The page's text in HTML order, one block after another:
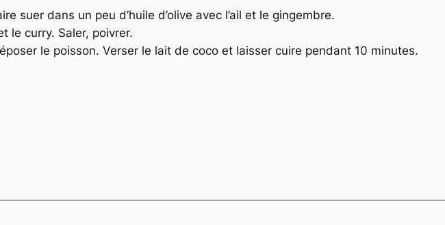
suer dans un peu d’huile d’olive avec l’ail et le gingembre.
le curry. Saler, poivrer.
le poisson. Verser le lait de coco et laisser cuire pendant 10 minutes.